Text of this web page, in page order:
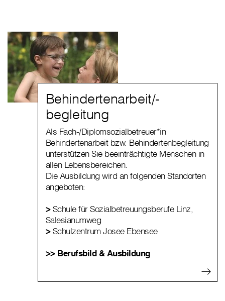
Behindertenarbeit/-
begleitung
Als Fach-/Diplomsozialbetreuer*in
Behindertenarbeit bzw. Behindertenbegleitung
unterstützen Sie beeinträchtigte Menschen in
allen Lebensbereichen.
Die Ausbildung wird an folgenden Standorten
angeboten:
>Schule für Sozialbetreuungsberufe Linz,
Salesianumweg
>Schulzentrum Josee Ebensee
>> Berufsbild & Ausbildung